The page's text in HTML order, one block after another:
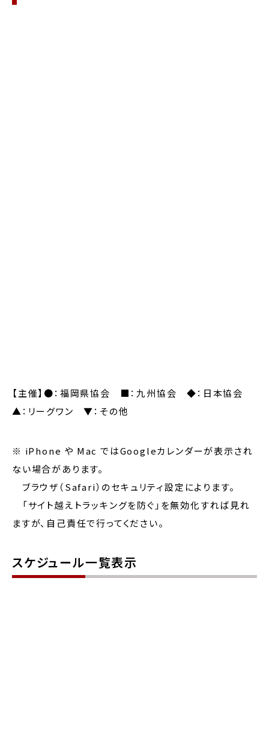
【主催】●：福岡県協会 ■：九州協会 ◆：日本協会
▲：リーグワン ▼：その他
※ iPhone や Mac ではGoogleカレンダーが表示され
ない場合があります。
ブラウザ（Safari）のセキュリティ設定によります。
「サイト越えトラッキングを防ぐ」を無効化すれば見れ
ますが、自己責任で行ってください。
スケジュール一覧表示